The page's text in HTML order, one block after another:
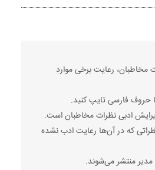
مخاطبان، رعایت برخی موارد
حروف فارسی تایپ کنید.
ادبی نظرات مخاطبان است.
که در آن‌ها رعایت ادب نشده
منتشر می‌شوند.